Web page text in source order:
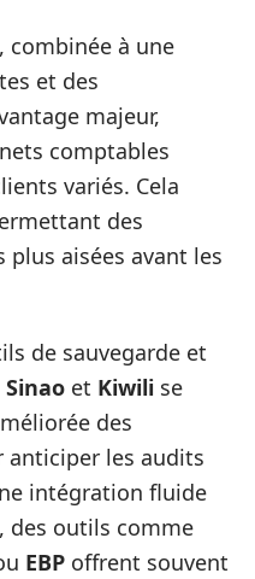
combinée à une
et des
majeur,
comptables
variés. Cela
des
aisées avant les
de sauvegarde et
Sinao et Kiwili se
des
anticiper les audits
intégration fluide
des outils comme
EBP offrent souvent